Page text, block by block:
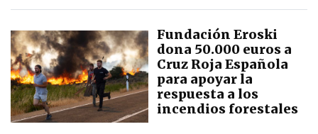
Fundación Eroski
dona 50.000 euros a
Cruz Roja Española
para apoyar la
respuesta a los
incendios forestales